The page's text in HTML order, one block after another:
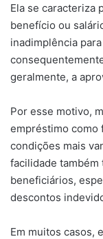
Ela se caracteriza
benefício ou
inadimplência
geralmente, a
Por esse motivo,
empréstimo como
condições mais
facilidade também
beneficiários,
descontos
Em muitos casos,